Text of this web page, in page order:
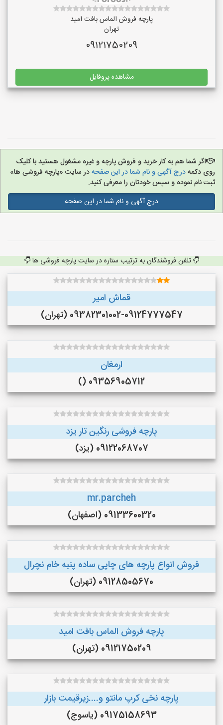
پارچه فروش الماس بافت امید
تهران
09121750209
مشاهده پروفایل
اگر شما هم به کار خرید و فروش پارچه و غیره مشغول هستید با کلیک
روی دکمهدرج آگهی و نام شما در این صفحهدر سایت «پارچه فروشی ها»
ثبت نام نموده و سپس خودتان را معرفی کنید.
درج آگهی و نام شما در این صفحه
تلفن فروشندگان به ترتیب ستاره در سایت پارچه فروشی ها
قماش امیر
09382301002-09124777547 (تهران)
ارمغان
09356905712 ()
پارچه فروشی رنگین تار یزد
09122068707 (یزد)
mr.parcheh
09133600320 (اصفهان)
فروش انواع پارچه های چاپی ساده پنبه خام نچرال
09128505670 (تهران)
پارچه فروش الماس بافت امید
09121750209 (تهران)
پارچه نخی کرپ مانتو و....زیرقیمت بازار
09175158693 (یاسوج)